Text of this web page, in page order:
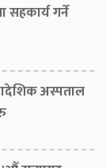
सहकार्य गर्ने
अस्पताल